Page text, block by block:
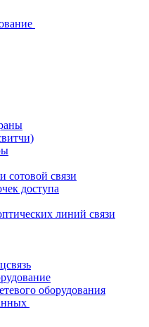
сотовой связи
доступа
линий связи
оборудования